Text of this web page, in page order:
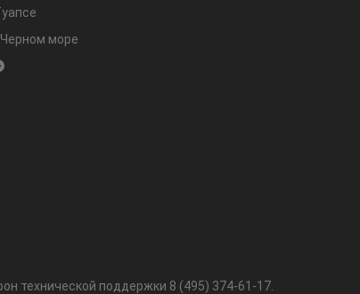
море
технической поддержки 8 (495) 374-61-17